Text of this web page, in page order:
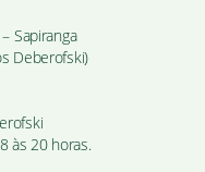
Sapiranga
Deberofski)
às 20 horas.